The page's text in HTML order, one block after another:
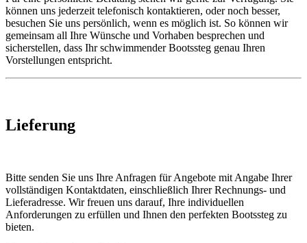
können uns jederzeit telefonisch kontaktieren, oder noch besser,
besuchen Sie uns persönlich, wenn es möglich ist. So können wir
gemeinsam all Ihre Wünsche und Vorhaben besprechen und
sicherstellen, dass Ihr schwimmender Bootssteg genau Ihren
Vorstellungen entspricht.
Lieferung
Bitte senden Sie uns Ihre Anfragen für Angebote mit Angabe Ihrer
vollständigen Kontaktdaten, einschließlich Ihrer Rechnungs- und
Lieferadresse. Wir freuen uns darauf, Ihre individuellen
Anforderungen zu erfüllen und Ihnen den perfekten Bootssteg zu
bieten.